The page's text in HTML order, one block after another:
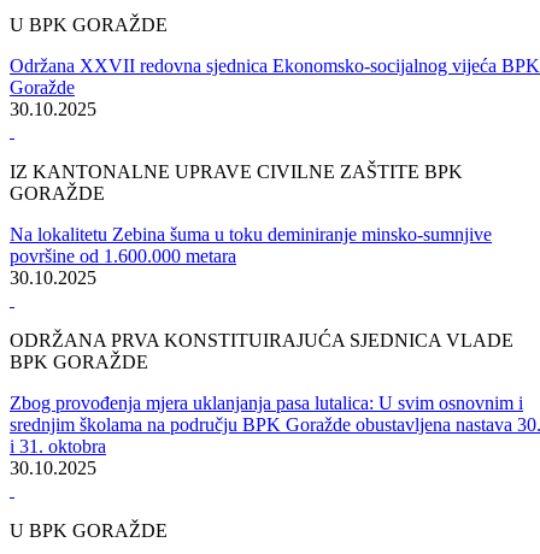
SASTANAK PREMIJERA I PREDSTAVNIKA NJEMAČKE
NEVLADINE ORGANIZACIJE "HELP"
Najavljena podrška unapređenju uslova u obrazovnim ustanovama
31.10.2025